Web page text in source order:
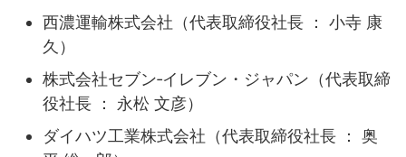
西濃運輸株式会社（代表取締役社長 ： 小寺 康
久）
株式会社セブン‐イレブン・ジャパン（代表取締
役社長 ： 永松 文彦）
ダイハツ工業株式会社（代表取締役社長 ： 奥